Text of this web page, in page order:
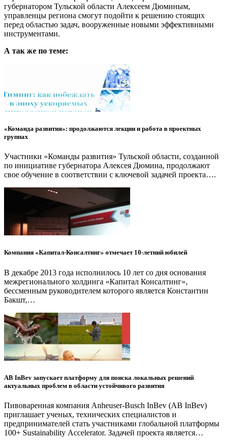
губернатором Тульской области Алексеем Дюминым,
управленцы региона смогут подойти к решению стоящих
перед областью задач, вооруженные новыми эффективными
инструментами.
А так же по теме:
«Команда развития»: продолжаются лекции и работа в проектных
группах
Участники «Команды развития» Тульской области, созданной
по инициативе губернатора Алексея Дюмина, продолжают
свое обучение в соответствии с ключевой задачей проекта….
Компания «Капитал-Консалтинг» отмечает 10-летний юбилей
В декабре 2013 года исполнилось 10 лет со дня основания
межрегионального холдинга «Капитал Консалтинг»,
бессменным руководителем которого является Константин
Бакшт,…
AB InBev запускает платформу для поиска локальных решений
актуальных проблем в области устойчивого развития
Пивоваренная компания Anheuser-Busch InBev (AB InBev)
приглашает ученых, технических специалистов и
предпринимателей стать участниками глобальной платформы
100+ Sustainability Accelerator. Задачей проекта является…